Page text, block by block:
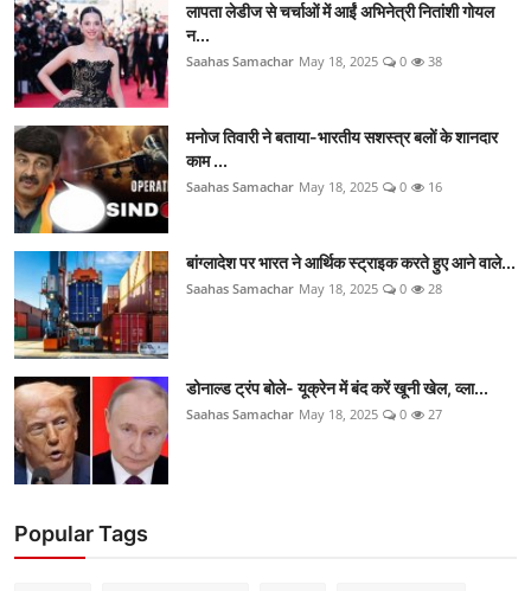
लापता लेडीज से चर्चाओं में आईं अभिनेत्री नितांशी गोयल
न...
Saahas Samachar May 18, 2025 0 38
मनोज तिवारी ने बताया-भारतीय सशस्त्र बलों के शानदार
काम ...
Saahas Samachar May 18, 2025 0 16
बांग्लादेश पर भारत ने आर्थिक स्ट्राइक करते हुए आने वाले...
Saahas Samachar May 18, 2025 0 28
डोनाल्ड ट्रंप बोले- यूक्रेन में बंद करें खूनी खेल, व्ला...
Saahas Samachar May 18, 2025 0 27
Popular Tags